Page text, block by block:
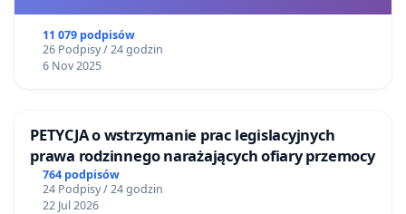
11 079 podpisów
26 Podpisy / 24 godzin
6 Nov 2025
PETYCJA o wstrzymanie prac legislacyjnych
prawa rodzinnego narażających ofiary przemocy
764 podpisów
24 Podpisy / 24 godzin
22 Jul 2026